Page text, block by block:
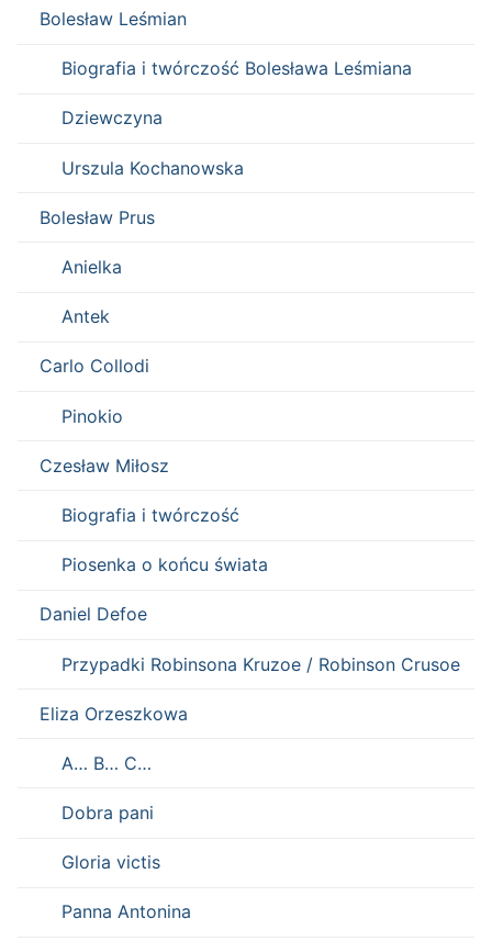
Bolesław Leśmian
Biografia i twórczość Bolesława Leśmiana
Dziewczyna
Urszula Kochanowska
Bolesław Prus
Anielka
Antek
Carlo Collodi
Pinokio
Czesław Miłosz
Biografia i twórczość
Piosenka o końcu świata
Daniel Defoe
Przypadki Robinsona Kruzoe / Robinson Crusoe
Eliza Orzeszkowa
A… B… C…
Dobra pani
Gloria victis
Panna Antonina